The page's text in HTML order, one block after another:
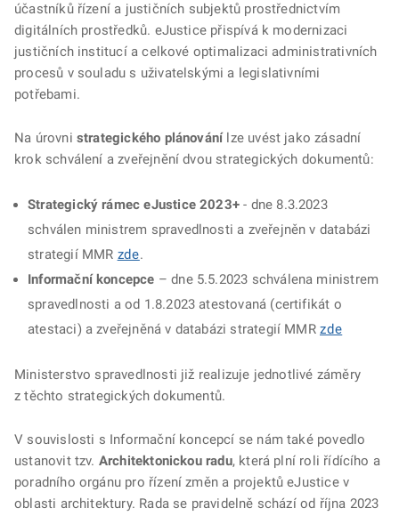
účastníků řízení a justičních subjektů prostřednictvím
digitálních prostředků. eJustice přispívá k modernizaci
justičních institucí a celkové optimalizaci administrativních
procesů v souladu s uživatelskými a legislativními
potřebami.
Na úrovni strategického plánovánílze uvést jako zásadní
krok schválení a zveřejnění dvou strategických dokumentů:
Strategický rámec eJustice 2023+- dne 8.3.2023
schválen ministrem spravedlnosti a zveřejněn v databázi
strategií MMR zde.
Informační koncepce – dne 5.5.2023 schválena ministrem
spravedlnosti a od 1.8.2023 atestovaná (certifikát o
atestaci) a zveřejněná v databázi strategií MMR zde
Ministerstvo spravedlnosti již realizuje jednotlivé záměry
z těchto strategických dokumentů.
V souvislosti s Informační koncepcí se nám také povedlo
ustanovit tzv. Architektonickou radu, která plní roli řídícího a
poradního orgánu pro řízení změn a projektů eJustice v
oblasti architektury. Rada se pravidelně schází od října 2023